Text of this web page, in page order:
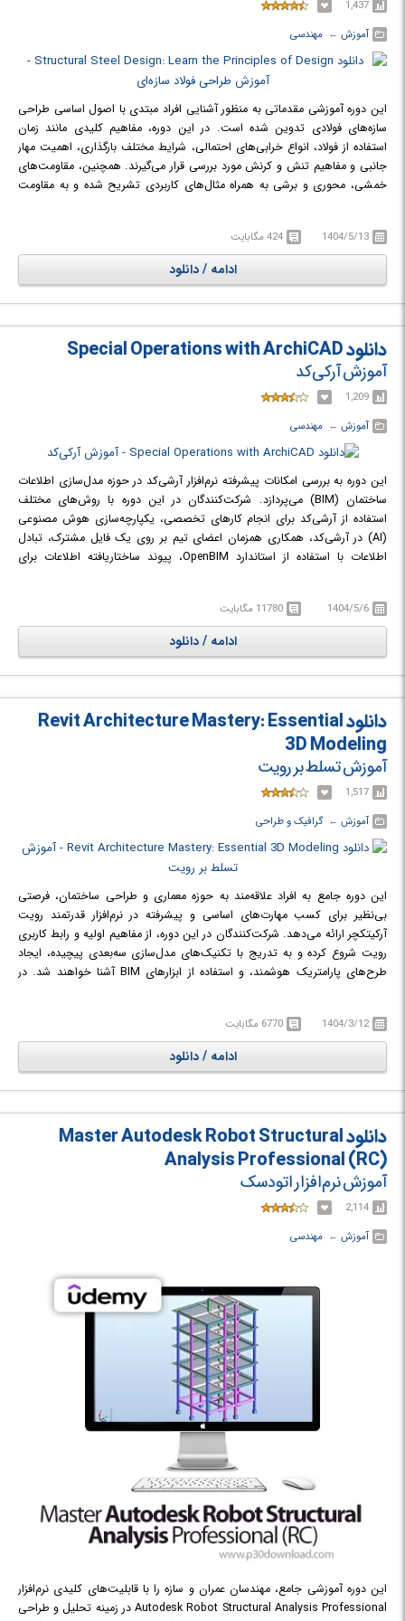
1,437
آموزش ← ‏ مهندسی
این دوره آموزشی مقدماتی به منظور آشنایی افراد مبتدی با اصول اساسی طراحی
سازه‌های فولادی تدوین شده است. در این دوره، مفاهیم کلیدی مانند زمان
استفاده از فولاد، انواع خرابی‌های احتمالی، شرایط مختلف بارگذاری، اهمیت مهار
جانبی و مفاهیم تنش و کرنش مورد بررسی قرار می‌گیرند. همچنین، مقاومت‌های
خمشی، محوری و برشی به همراه مثال‌های کاربردی تشریح شده و به مقاومت
آن‌ها اشاره می‌شود، توجه ویژه‌ای دارد. در این دوره، مثال‌هایی از خرابی‌های
مختلف و معرفی مفهوم کمانش پیچشی جانبی نیز ارائه می‌گردد.
در دوره آموزشی Structural Steel Design: Learn the Principles of Design با
مبانی طراحی سازه‌های فولادی آشنا خواهید شد.
1404/5/13 424 مگابایت
ادامه / دانلود
دانلود Special Operations with ArchiCAD
آموزش آرکی‌کد
1,209
آموزش ← ‏ مهندسی
این دوره به بررسی امکانات پیشرفته نرم‌افزار آرشی‌کد در حوزه مدل‌سازی اطلاعات
ساختمان (BIM) می‌پردازد. شرکت‌کنندگان در این دوره با روش‌های مختلف
استفاده از آرشی‌کد برای انجام کارهای تخصصی، یکپارچه‌سازی هوش مصنوعی
(AI) در آرشی‌کد، همکاری همزمان اعضای تیم بر روی یک فایل مشترک، تبادل
اطلاعات با استفاده از استاندارد OpenBIM، پیوند ساختاریافته اطلاعات برای
دانشگاه‌ها، شرکت‌ها و افراد است. این دوره پنجمین گام در یک مجموعه دوره‌های
آموزشی ساختاریافته به شمار می‌رود و برای افرادی مناسب است که با توسعه
پروژه‌های ساختمانی با آرشی‌کد، مدیریت اطلاعات غیرگرافیکی و تولید ساختارها یا
استفاده از ابزارها و عملکردهای پیشرفته‌تر برای توسعه راهکارهای متوسط و یا
پیشرفته هستند.
پیشرفته نرم‌افزار آرشی‌کد در زمینه مدل‌سازی اطلاعات ساختمان آشنا خواهید شد.
1404/5/6 11780 مگابایت
ادامه / دانلود
دانلود Revit Architecture Mastery: Essential
3D Modeling
آموزش تسلط بر رویت
1,517
آموزش ← ‏گرافیک و طراحی
این دوره جامع به افراد علاقه‌مند به حوزه معماری و طراحی ساختمان، فرصتی
بی‌نظیر برای کسب مهارت‌های اساسی و پیشرفته در نرم‌افزار قدرتمند رویت
آرکیتکچر ارائه می‌دهد. شرکت‌کنندگان در این دوره، از مفاهیم اولیه و رابط کاربری
رویت شروع کرده و به تدریج با تکنیک‌های مدل‌سازی سه‌بعدی پیچیده، ایجاد
طرح‌های پارامتریک هوشمند، و استفاده از ابزارهای BIM آشنا خواهند شد. در
کف‌ها را به صورت سه‌بعدی مدل‌سازی نمایند، و اطلاعات مربوط به مصالح و
مشخصات فنی آن‌ها را مدیریت کنند. همچنین، اصول طراحی پارامتریک آموزش
داده می‌شود که به کاربران امکان می‌دهد مدل‌هایی انعطاف‌پذیر و قابل تنظیم
ایجاد کنند که به سرعت با تغییرات طراحی سازگار می‌شوند.
مدل‌سازی سه بعدی معماری و BIM آشنا خواهید شد.
1404/3/12 6770 مگابایت
ادامه / دانلود
دانلود Master Autodesk Robot Structural
Analysis Professional (RC)
آموزش نرم‌افزار اتودسک
2,114
آموزش ← ‏ مهندسی
این دوره آموزشی جامع، مهندسان عمران و سازه را با قابلیت‌های کلیدی نرم‌افزار
Autodesk Robot Structural Analysis Professional در زمینه تحلیل و طراحی